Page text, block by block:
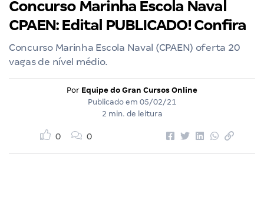
Concurso Marinha Escola Naval
CPAEN: Edital PUBLICADO! Confira
Concurso Marinha Escola Naval (CPAEN) oferta 20
vagas de nível médio.
Por Equipe do Gran Cursos Online
Publicado em 05/02/21
2 min. de leitura
0 0